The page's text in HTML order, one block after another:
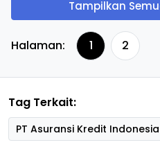
Tampilkan
Halaman: 1 2
Tag Terkait:
PT Asuransi Kredit